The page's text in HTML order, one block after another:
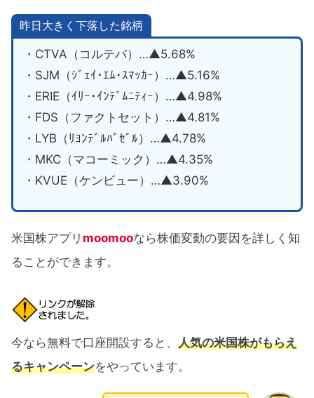
昨日大きく下落した銘柄
・CTVA（コルテバ）…▲5.68%
・SJM（ｼﾞｪｲ･ｴﾑ･ｽﾏｯｶｰ）…▲5.16%
・ERIE（ｲﾘｰ･ｲﾝﾃﾞﾑﾆﾃｨｰ）…▲4.98%
・FDS（ファクトセット）…▲4.81%
・LYB（ﾘﾖﾝﾃﾞﾙﾊﾞｾﾞﾙ）…▲4.78%
・MKC（マコーミック）…▲4.35%
・KVUE（ケンビュー）…▲3.90%
米国株アプリ moomooなら株価変動の要因を詳しく知
ることができます。
今なら無料で口座開設すると、 人気の米国株がもらえ
るキャンペーンをやっています。